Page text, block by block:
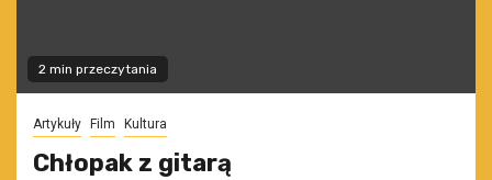
2 min przeczytania
Artykuły Film Kultura
Chłopak z gitarą